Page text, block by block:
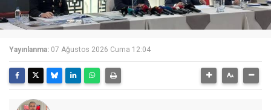
Yayınlanma: 07 Ağustos 2026 Cuma 12:04